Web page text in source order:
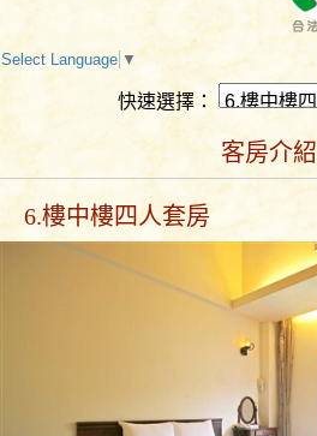
Select Language ▼
快速選擇：
客房介紹
6.樓中樓四人套房